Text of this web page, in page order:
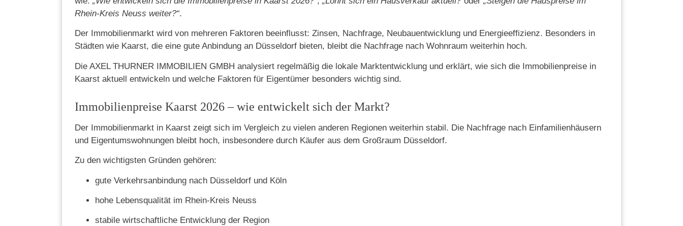
Rhein-Kreis Neuss weiter?“.
Der Immobilienmarkt wird von mehreren Faktoren beeinflusst: Zinsen, Nachfrage, Neubauentwicklung und Energieeffizienz. Besonders in
Städten wie Kaarst, die eine gute Anbindung an Düsseldorf bieten, bleibt die Nachfrage nach Wohnraum weiterhin hoch.
Die AXEL THURNER IMMOBILIEN GMBH analysiert regelmäßig die lokale Marktentwicklung und erklärt, wie sich die Immobilienpreise in
Kaarst aktuell entwickeln und welche Faktoren für Eigentümer besonders wichtig sind.
Immobilienpreise Kaarst 2026 – wie entwickelt sich der Markt?
Der Immobilienmarkt in Kaarst zeigt sich im Vergleich zu vielen anderen Regionen weiterhin stabil. Die Nachfrage nach Einfamilienhäusern
und Eigentumswohnungen bleibt hoch, insbesondere durch Käufer aus dem Großraum Düsseldorf.
Zu den wichtigsten Gründen gehören:
gute Verkehrsanbindung nach Düsseldorf und Köln
hohe Lebensqualität im Rhein-Kreis Neuss
stabile wirtschaftliche Entwicklung der Region